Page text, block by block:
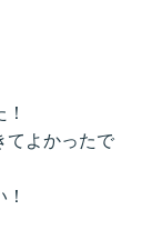
てよかったで